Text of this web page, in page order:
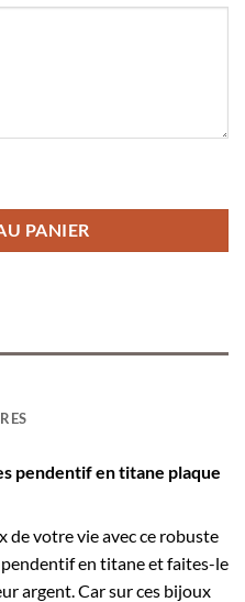
PANIER
pendentif en titane plaque
de votre vie avec ce robuste
en titane et faites-le
argent. Car sur ces bijoux